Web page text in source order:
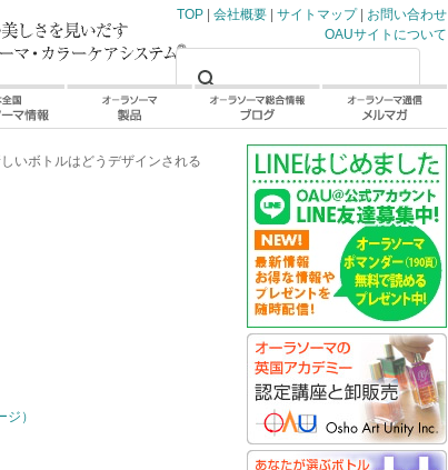
TOP | 会社概要 | サイトマップ| お問い合わせ
OAUサイトについて
いボトルはどうデザインされる
）